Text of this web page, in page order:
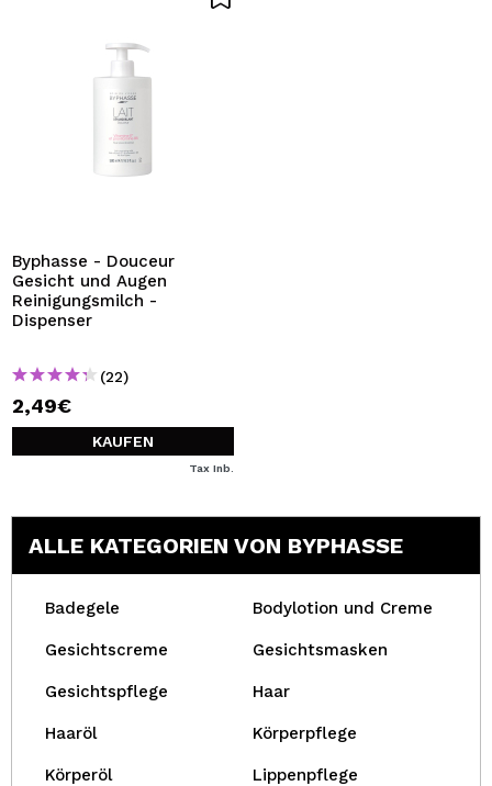
Byphasse - Douceur
Gesicht und Augen
Reinigungsmilch -
Dispenser
(22)
2,49€
KAUFEN
Tax Inb.
ALLE KATEGORIEN VON BYPHASSE
Badegele Bodylotion und Creme
Gesichtscreme Gesichtsmasken
Gesichtspflege Haar
Haaröl Körperpflege
Körperöl Lippenpflege